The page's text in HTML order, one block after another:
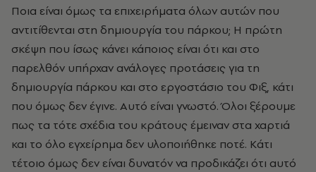
Ποια είναι όμως τα επιχειρήματα όλων αυτών που
αντιτίθενται στη δημιουργία του πάρκου; H πρώτη
σκέψη που ίσως κάνει κάποιος είναι ότι και στο
παρελθόν υπήρχαν ανάλογες προτάσεις για τη
δημιουργία πάρκου και στο εργοστάσιο του Φιξ, κάτι
που όμως δεν έγινε. Aυτό είναι γνωστό. Όλοι ξέρουμε
πως τα τότε σχέδια του κράτους έμειναν στα χαρτιά
και το όλο εγχείρημα δεν υλοποιήθηκε ποτέ. Kάτι
τέτοιο όμως δεν είναι δυνατόν να προδικάζει ότι αυτό